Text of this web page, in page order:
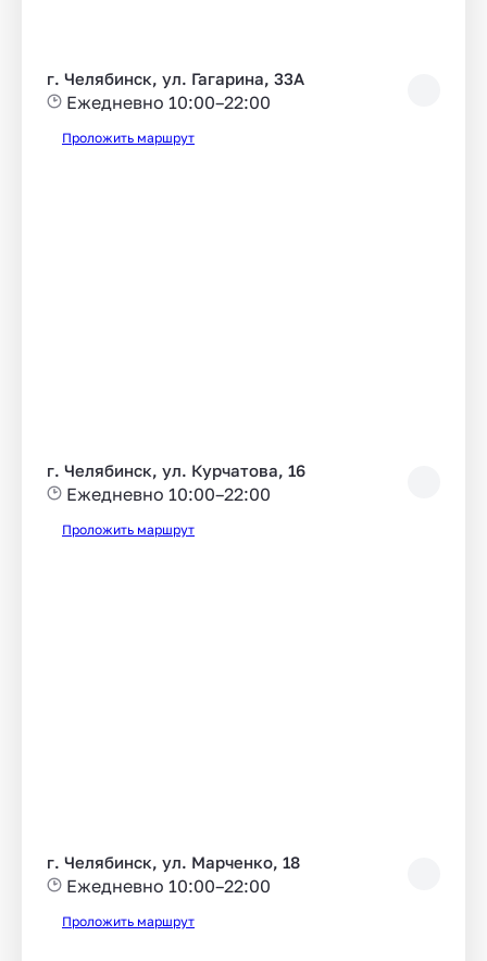
г. Челябинск, ул. Гагарина, 33А
Ежедневно 10:00–22:00
Проложить маршрут
г. Челябинск, ул. Курчатова, 16
Ежедневно 10:00–22:00
Проложить маршрут
г. Челябинск, ул. Марченко, 18
Ежедневно 10:00–22:00
Проложить маршрут